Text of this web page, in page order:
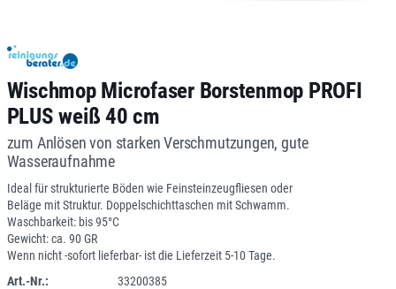
Wischmop Microfaser Borstenmop PROFI
PLUS weiß 40 cm
zum Anlösen von starken Verschmutzungen, gute
Wasseraufnahme
Ideal für strukturierte Böden wie Feinsteinzeugfliesen oder
Beläge mit Struktur. Doppelschichttaschen mit Schwamm.
Waschbarkeit: bis 95°C
Gewicht: ca. 90 GR
Wenn nicht -sofort lieferbar- ist die Lieferzeit 5-10 Tage.
Art.-Nr.:
33200385